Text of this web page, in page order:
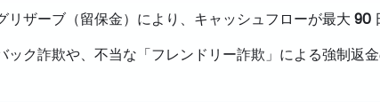
リザーブ（留保金）により、キャッシュフローが最大 90
ック詐欺や、不当な「フレンドリー詐欺」による強制返金